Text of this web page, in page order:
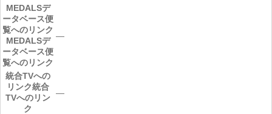
MEDALSデ
ータベース便
覧へのリンク
MEDALSデ
ータベース便
覧へのリンク
―
統合TVへの
リンク統合
TVへのリン
ク
―